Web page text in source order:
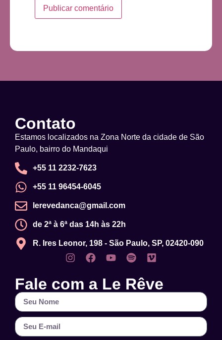
Contato
Estamos localizados na Zona Norte da cidade de São
Paulo, bairro do Mandaqui
+55 11 2232-7623
+55 11 96454-6045
lerevedanca@gmail.com
de 2ª à 6ª das 14h às 22h
R. Ires Leonor, 198 - São Paulo, SP, 02420-090
Fale com a Le Rêve